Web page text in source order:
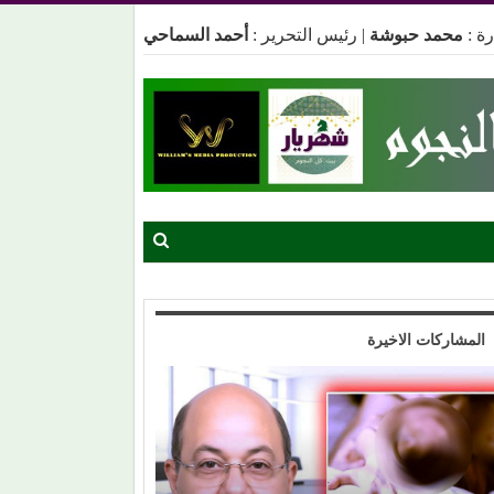
: محمد حبوشة | رئيس التحرير : أحمد السماحي
المشاركات الاخيرة